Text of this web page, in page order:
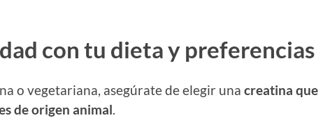
con tu dieta y preferencias
o vegetariana, asegúrate de elegir una creatina que
de origen animal.